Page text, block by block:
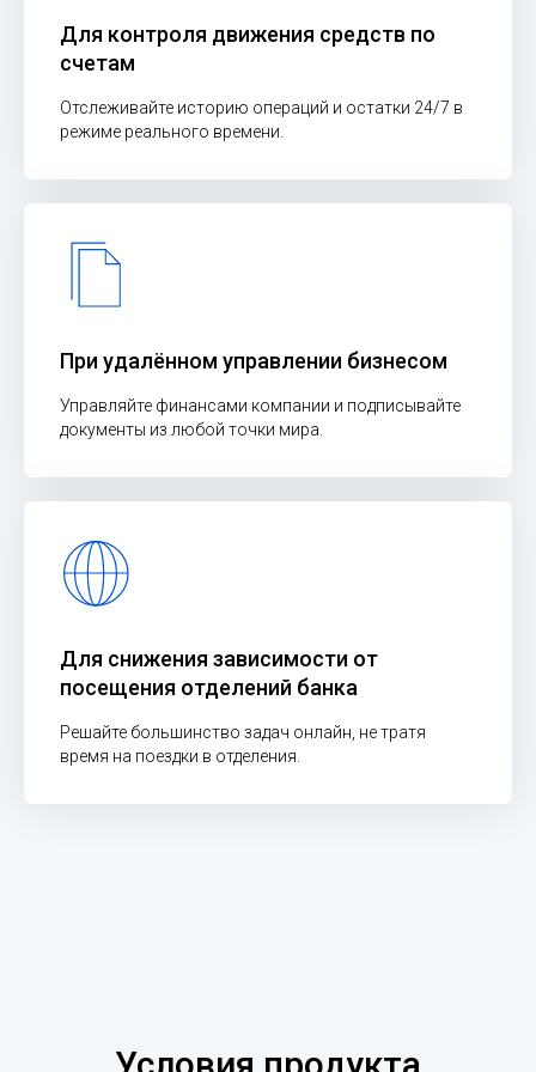
Для контроля движения средств по
счетам
Отслеживайте историю операций и остатки 24/7 в
режиме реального времени.
При удалённом управлении бизнесом
Управляйте финансами компании и подписывайте
документы из любой точки мира.
Для снижения зависимости от
посещения отделений банка
Решайте большинство задач онлайн, не тратя
время на поездки в отделения.